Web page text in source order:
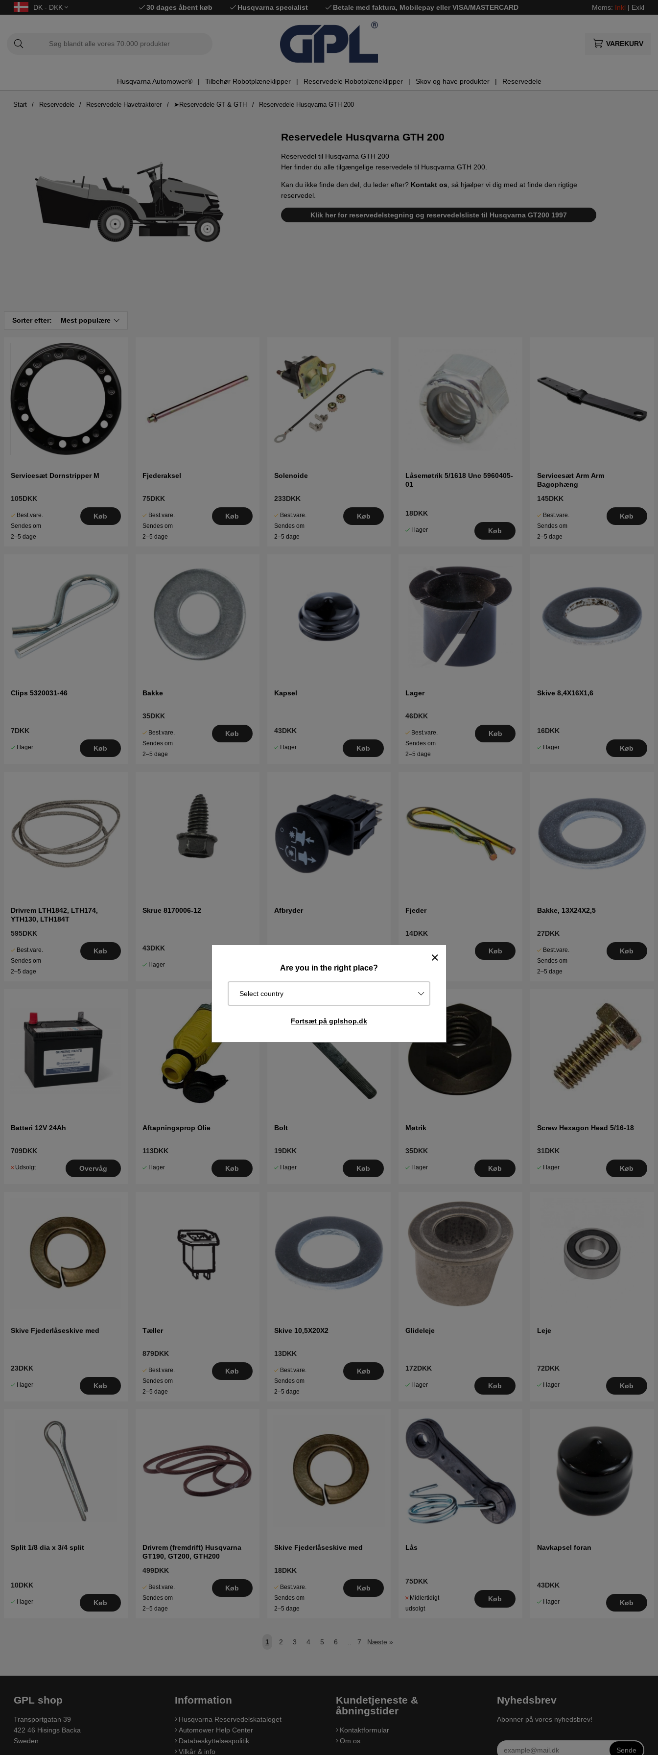
DK - DKK 30 dages åbent køb Husqvarna specialist Betale med faktura, Mobilepay eller VISA/MASTERCARD Moms: Inkl | Exkl
VAREKURV
Husqvarna Automower® Tilbehør Robotplæneklipper Reservedele Robotplæneklipper Skov og have produkter Reservedele
Are you in the right place?
Select country
Fortsæt på gplshop.dk
Start Reservedele Reservedele Havetraktorer ➤Reservedele GT & GTH Reservedele Husqvarna GTH 200
Reservedele Husqvarna GTH 200
Reservedel til Husqvarna GTH 200
Her finder du alle tilgængelige reservedele til Husqvarna GTH 200.
Kan du ikke finde den del, du leder efter? Kontakt os, så hjælper vi dig med at finde den rigtige
reservedel.
Klik her for reservedelstegning og reservedelsliste til Husqvarna GT200 1997
Sorter efter: Mest populære
Servicesæt Dornstripper M
105DKK
Best.vare.
Sendes om
2–5 dage
Køb
Fjederaksel
75DKK
Best.vare.
Sendes om
2–5 dage
Køb
Solenoide
233DKK
Best.vare.
Sendes om
2–5 dage
Køb
Låsemøtrik 5/1618 Unc 5960405-
01
18DKK
I lager Køb
Servicesæt Arm Arm
Bagophæng
145DKK
Best.vare.
Sendes om
2–5 dage
Køb
Clips 5320031-46
7DKK
I lager Køb
Bakke
35DKK
Best.vare.
Sendes om
2–5 dage
Køb
Kapsel
43DKK
I lager Køb
Lager
46DKK
Best.vare.
Sendes om
2–5 dage
Køb
Skive 8,4X16X1,6
16DKK
I lager Køb
Drivrem LTH1842, LTH174,
YTH130, LTH184T
595DKK
Best.vare.
Sendes om
2–5 dage
Køb
Skrue 8170006-12
43DKK
I lager
Afbryder
I lager Køb
Fjeder
14DKK
Sendes om
Køb
Bakke, 13X24X2,5
27DKK
Best.vare.
Sendes om
2–5 dage
Køb
Batteri 12V 24Ah
709DKK
Udsolgt Overvåg
Aftapningsprop Olie
113DKK
I lager Køb
Bolt
19DKK
I lager Køb
Møtrik
35DKK
I lager Køb
Screw Hexagon Head 5/16-18
31DKK
I lager Køb
Skive Fjederlåseskive med
23DKK
I lager Køb
Tæller
879DKK
Best.vare.
Sendes om
2–5 dage
Køb
Skive 10,5X20X2
13DKK
Best.vare.
Sendes om
2–5 dage
Køb
Glideleje
172DKK
I lager Køb
Leje
72DKK
I lager Køb
Split 1/8 dia x 3/4 split
10DKK
I lager Køb
Drivrem (fremdrift) Husqvarna
GT190, GT200, GTH200
499DKK
Best.vare.
Sendes om
2–5 dage
Køb
Skive Fjederlåseskive med
18DKK
Best.vare.
Sendes om
2–5 dage
Køb
Lås
75DKK
Midlertidigt
udsolgt
Køb
Navkapsel foran
43DKK
I lager Køb
1 2 3 4 5 6 .. 7 Næste »
GPL shop
Transportgatan 39
422 46 Hisings Backa
Sweden
Information
Husqvarna Reservedelskataloget
Automower Help Center
Databeskyttelsespolitik
Vilkår & info
Kundetjeneste &
åbningstider
Kontaktformular
Om os
Nyhedsbrev
Abonner på vores nyhedsbrev!
Sende